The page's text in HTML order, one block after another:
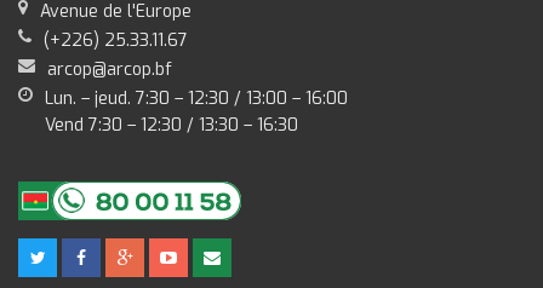
Avenue de l'Europe
(+226) 25.33.11.67
arcop@arcop.bf
Lun. – jeud. 7:30 – 12:30 / 13:00 – 16:00
Vend 7:30 – 12:30 / 13:30 – 16:30